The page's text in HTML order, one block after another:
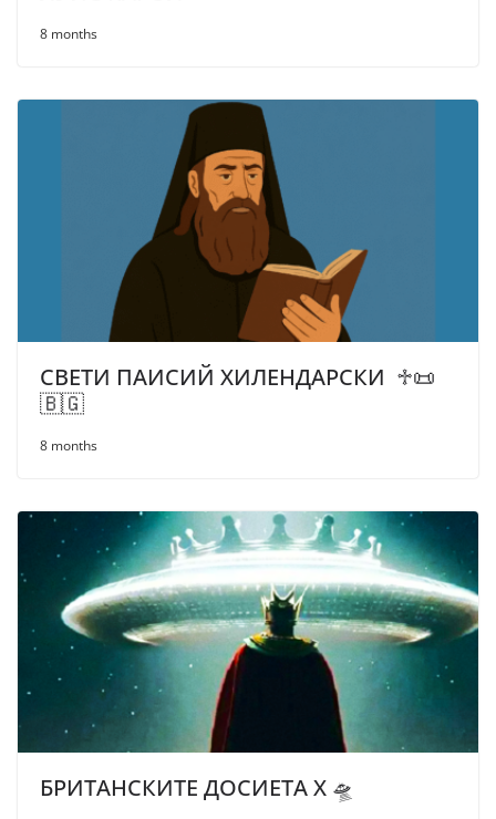
8 months
СВЕТИ ПАИСИЙ ХИЛЕНДАРСКИ ♱📜
🇧🇬
8 months
БРИТАНСКИТЕ ДОСИЕТА Х 🛸